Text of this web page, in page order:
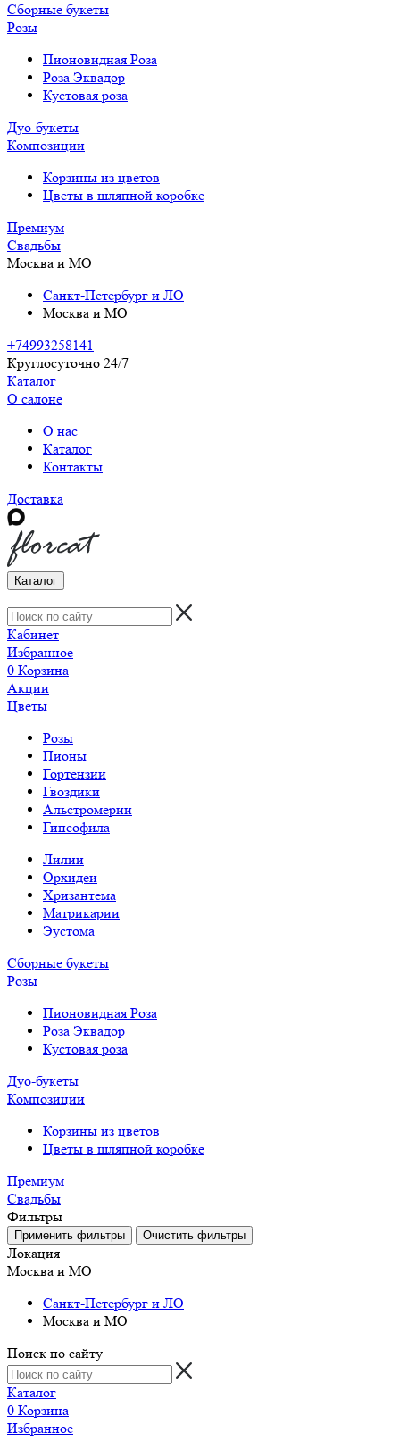
Сборные букеты
Розы
Пионовидная Роза
Роза Эквадор
Кустовая роза
Дуо-букеты
Композиции
Корзины из цветов
Цветы в шляпной коробке
Премиум
Свадьбы
Москва и МО
Санкт-Петербург и ЛО
Москва и МО
+74993258141
Круглосуточно 24/7
Каталог
О салоне
О нас
Каталог
Контакты
Доставка
Каталог
Кабинет
Избранное
0 Корзина
Акции
Цветы
Розы
Пионы
Гортензии
Гвоздики
Альстромерии
Гипсофила
Лилии
Орхидеи
Хризантема
Матрикарии
Эустома
Сборные букеты
Розы
Пионовидная Роза
Роза Эквадор
Кустовая роза
Дуо-букеты
Композиции
Корзины из цветов
Цветы в шляпной коробке
Премиум
Свадьбы
Фильтры
Локация
Москва и МО
Санкт-Петербург и ЛО
Москва и МО
Поиск по сайту
Каталог
0 Корзина
Избранное